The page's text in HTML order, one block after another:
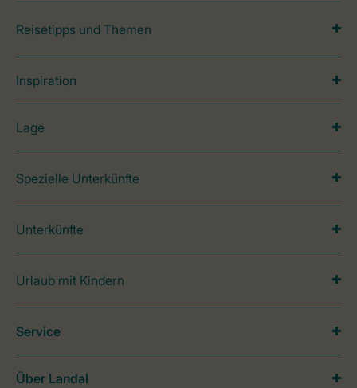
Reisetipps und Themen
Inspiration
Lage
Spezielle Unterkünfte
Unterkünfte
Urlaub mit Kindern
Service
Über Landal